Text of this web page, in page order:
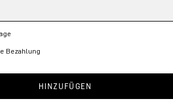
Bezahlung
HINZUFÜGEN